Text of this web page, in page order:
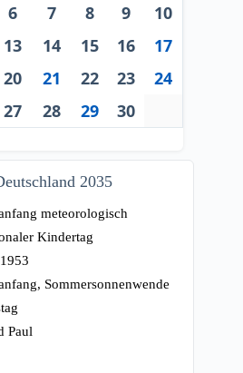
6 7 8 9
10
13 14 15 16
17
20 21 22 23
24
27 28 29 30
2035
meteorologisch
Kindertag
Sommersonnenwende
Paul